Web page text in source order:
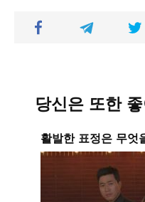
당신은 또한
활발한 표정은 무엇